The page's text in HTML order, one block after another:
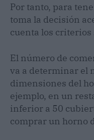
Por tanto, para
toma la decisión
cuenta los
El número de
va a determinar el
dimensiones del
ejemplo, en un
inferior a 50
comprar un horno